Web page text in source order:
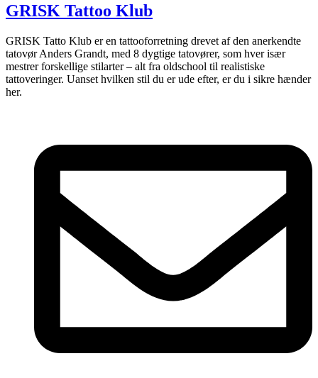
GRISK Tattoo Klub
GRISK Tatto Klub er en tattooforretning drevet af den anerkendte
tatovør Anders Grandt, med 8 dygtige tatovører, som hver især
mestrer forskellige stilarter – alt fra oldschool til realistiske
tattoveringer. Uanset hvilken stil du er ude efter, er du i sikre hænder
her.